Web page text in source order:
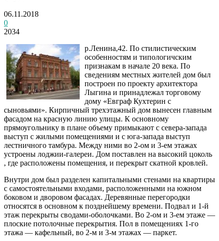
06.11.2018
0
2034
р.Ленина,42. По стилистическим
особенностям и типологичским
признакам в начале 20 века. По
сведениям местных жителей дом был
построен по проекту архитектора
Лыгина и принадлежал торговому
дому «Евграф Кухтерин с
сыновьями». Кирпичный трехэтажный дом вынесен главным
фасадом на красную линию улицы. К основному
прямоугольнику в плане объему примыкают с севера-запада
выступ с жилыми помещениями и с юга-запада выступ
лестничного тамбура. Между ними во 2-ом и 3-ем этажах
устроены лоджии-галереи. Дом поставлен на высокий цоколь
, где расположены помещения, и перекрыт скатной кровлей.
Внутри дом был разделен капитальными стенами на квартиры
с самостоятельными входами, расположенными на южном
боковом и дворовом фасадах. Деревянные перегородки
относятся в основном к позднейшему времени. Подвал и 1-й
этаж перекрыты сводами-оболочками. Во 2-ом и 3-ем этаже —
плоские потолочные перекрытия. Пол в помещениях 1-го
этажа — кафельный, во 2-м и 3-м этажах — паркет.